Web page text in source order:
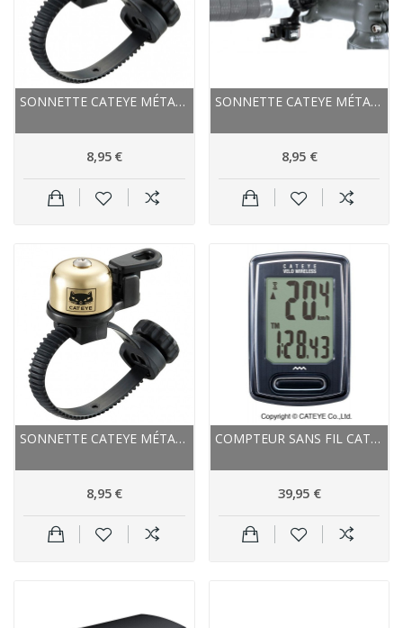
SONNETTE CATEYE MÉTAL OH 2400 ARGENT
8,95 €
SONNETTE CATEYE MÉTAL OH 2400 NOIR
8,95 €
SONNETTE CATEYE MÉTAL OH 2400 OR
8,95 €
COMPTEUR SANS FIL CATEYE VELO WIRELESS...
39,95 €